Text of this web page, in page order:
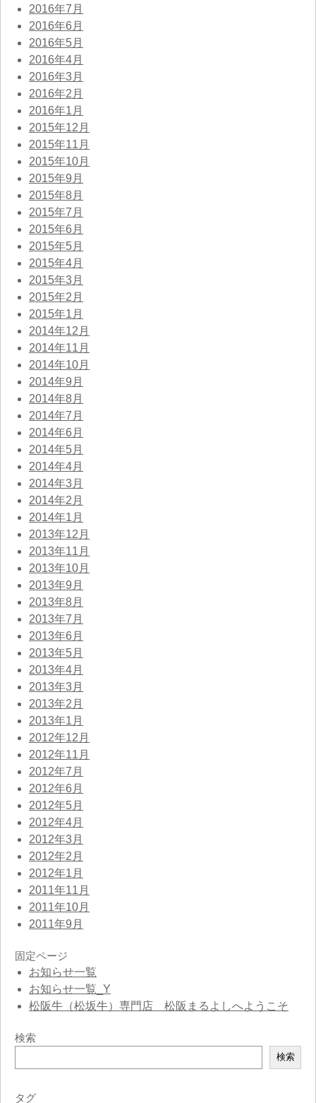
2016年7月
2016年6月
2016年5月
2016年4月
2016年3月
2016年2月
2016年1月
2015年12月
2015年11月
2015年10月
2015年9月
2015年8月
2015年7月
2015年6月
2015年5月
2015年4月
2015年3月
2015年2月
2015年1月
2014年12月
2014年11月
2014年10月
2014年9月
2014年8月
2014年7月
2014年6月
2014年5月
2014年4月
2014年3月
2014年2月
2014年1月
2013年12月
2013年11月
2013年10月
2013年9月
2013年8月
2013年7月
2013年6月
2013年5月
2013年4月
2013年3月
2013年2月
2013年1月
2012年12月
2012年11月
2012年7月
2012年6月
2012年5月
2012年4月
2012年3月
2012年2月
2012年1月
2011年11月
2011年10月
2011年9月
固定ページ
お知らせ一覧
お知らせ一覧_Y
松阪牛（松坂牛）専門店 松阪まるよしへようこそ
検索
索
検索
タグ